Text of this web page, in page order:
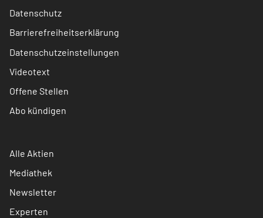
Datenschutz
Barrierefreiheitserklärung
Datenschutzeinstellungen
Videotext
Offene Stellen
Abo kündigen
Alle Aktien
Mediathek
Newsletter
Experten